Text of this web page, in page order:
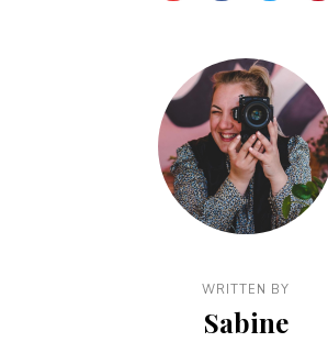
WRITTEN BY
Sabine